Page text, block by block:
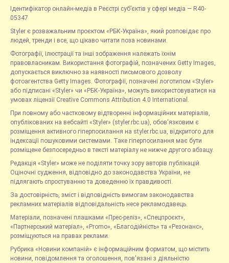
Ідентифікатор онлайн-медіа в Реєстрі суб’єктів у сфері медіа — R40-
05347
Styler є розважальним проєктом «РБК-Україна», який розповідає про
людей, тренди і все, що цікаво читати поза новинами.
Фотографії, ілюстрації та інші зображення належать їхнім
правовласникам. Використання фотографій, позначених Getty Images,
допускається виключно за наявності письмового дозволу
фотоагентства Getty Images. Фотографії, позначені логотипом «Styler»
або підписані «Styler» чи «РБК-Україна», можуть використовуватися на
умовах ліцензії Creative Commons Attribution 4.0 International.
При повному або частковому відтворенні інформаційних матеріалів,
опублікованих на вебсайті «Styler» (styler.rbc.ua), обов'язковим є
розміщення активного гіперпосилання на styler.rbc.ua, відкритого для
індексації пошуковими системами. Таке гіперпосилання має бути
розміщене безпосередньо в тексті матеріалу не нижче другого абзацу.
Редакція «Styler» може не поділяти точку зору авторів публікацій.
Оціночні судження, відповідно до законодавства України, не
підлягають спростуванню та доведенню їх правдивості.
За достовірність, зміст і відповідність вимогам законодавства
рекламних матеріалів відповідальність несе рекламодавець.
Матеріали, позначені плашками «Прес-реліз», «Спецпроєкт»,
«Партнерський матеріал», «Promo», «Благодійність» та «Резонанс»,
розміщуються на правах реклами.
Рубрика «Новини компаній» є інформаційним форматом, що містить
новини, повідомлення та оголошення, пов'язані з діяльністю